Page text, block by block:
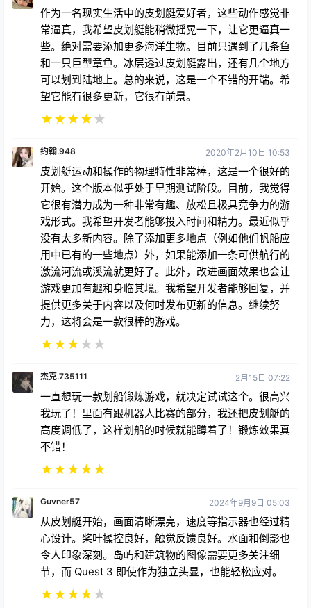
作为一名现实生活中的皮划艇爱好者，这些动作感觉非
常逼真，我希望皮划艇能稍微摇晃一下，让它更逼真一
些。绝对需要添加更多海洋生物。目前只遇到了几条鱼
和一只巨型章鱼。冰层透过皮划艇露出，还有几个地方
可以划到陆地上。总的来说，这是一个不错的开端。希
望它能有很多更新，它很有前景。
★★★★★
约翰.948 2020年2月10日 10:53
皮划艇运动和操作的物理特性非常棒，这是一个很好的
开始。这个版本似乎处于早期测试阶段。目前，我觉得
它很有潜力成为一种非常有趣、放松且极具竞争力的游
戏形式。我希望开发者能够投入时间和精力。最近似乎
没有太多新内容。除了添加更多地点（例如他们帆船应
用中已有的一些地点）外，如果能添加一条可供航行的
激流河流或溪流就更好了。此外，改进画面效果也会让
游戏更加有趣和身临其境。我希望开发者能够回复，并
提供更多关于内容以及何时发布更新的信息。继续努
力，这将会是一款很棒的游戏。
★★★★ ★
杰克.735111 2月15日 07:22
一直想玩一款划船锻炼游戏，就决定试试这个。很高兴
我玩了！里面有跟机器人比赛的部分，我还把皮划艇的
高度调低了，这样划船的时候就能蹲着了！锻炼效果真
不错！
★★★★★
Guvner57 2024年9月9日 05:03
从皮划艇开始，画面清晰漂亮，速度等指示器也经过精
心设计。桨叶操控良好，触觉反馈良好。水面和倒影也
令人印象深刻。岛屿和建筑物的图像需要更多关注细
节，而 Quest 3 即使作为独立头显，也能轻松应对。
★★★★★